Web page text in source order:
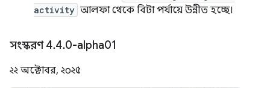
activity আলফা থেকে বিটা পর্যায়ে উন্নীত হচ্ছে।
সংস্করণ 4.4.0-alpha01
২২ অক্টোবর, ২০২৫